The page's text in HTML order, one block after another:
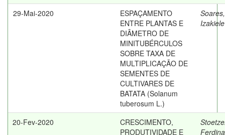
29-Mai-2020
ESPAÇAMENTO
ENTRE PLANTAS E
DIÂMETRO DE
MINITUBÉRCULOS
SOBRE TAXA DE
MULTIPLICAÇÃO DE
SEMENTES DE
CULTIVARES DE
BATATA (Solanum
tuberosum L.)
Soares,
Izakiele
20-Fev-2020
CRESCIMENTO,
PRODUTIVIDADE E